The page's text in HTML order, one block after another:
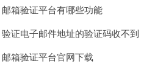
邮箱验证平台有哪些功能
验证电子邮件地址的验证码收不到
邮箱验证平台官网下载